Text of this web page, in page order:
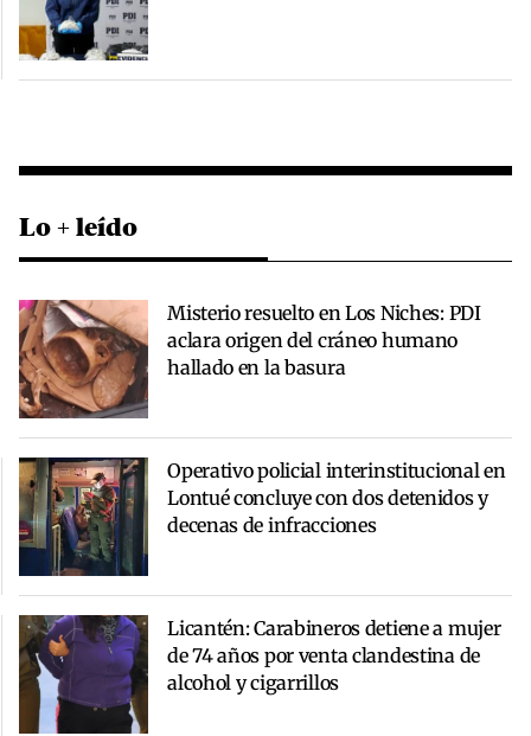
Lo + leído
Misterio resuelto en Los Niches: PDI
aclara origen del cráneo humano
hallado en la basura
Operativo policial interinstitucional en
Lontué concluye con dos detenidos y
decenas de infracciones
Licantén: Carabineros detiene a mujer
de 74 años por venta clandestina de
alcohol y cigarrillos